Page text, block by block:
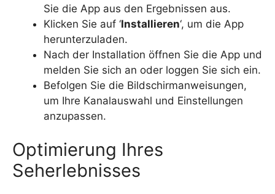
Sie die App aus den Ergebnissen aus.
Klicken Sie auf ‘Installieren‘, um die App
herunterzuladen.
Nach der Installation öffnen Sie die App und
melden Sie sich an oder loggen Sie sich ein.
Befolgen Sie die Bildschirmanweisungen,
um Ihre Kanalauswahl und Einstellungen
anzupassen.
Optimierung Ihres
Seherlebnisses